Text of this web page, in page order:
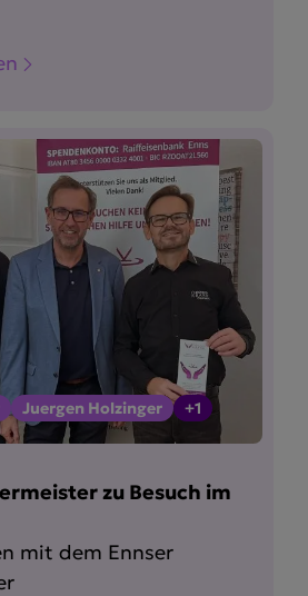
Juergen Holzinger +1
zu Besuch im
mit dem Ennser